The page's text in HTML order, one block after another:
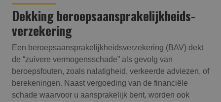
Dekking beroepsaansprakelijk­heids­
verzekering
Een beroepsaansprakelijkheidsverzekering (BAV) dekt
de “zuivere vermogensschade” als gevolg van
beroepsfouten, zoals nalatigheid, verkeerde adviezen, of
berekeningen. Naast vergoeding van de financiële
schade waarvoor u aansprakelijk bent, worden ook